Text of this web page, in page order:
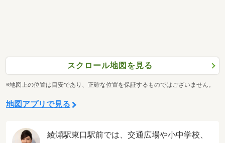
スクロール地図を見る
※地図上の位置は目安であり、正確な位置を保証するものではございません。
地図アプリで見る
綾瀬駅東口駅前では、交通広場や小中学校、